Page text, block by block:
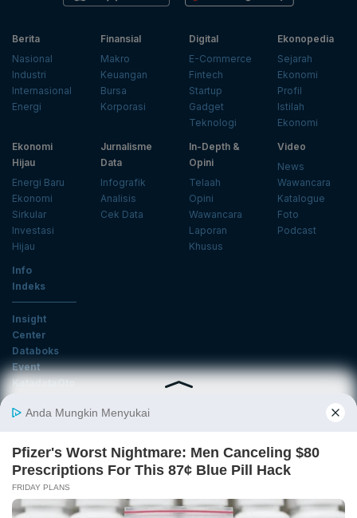
Berita
Nasional
Industri
Internasional
Energi
Finansial
Makro
Keuangan
Bursa
Korporasi
Digital
E-Commerce
Fintech
Startup
Gadget
Teknologi
Ekonopedia
Sejarah
Ekonomi
Profil
Istilah
Ekonomi
Ekonomi
Hijau
Energi Baru
Ekonomi
Sirkular
Investasi
Hijau
Jurnalisme
Data
Infografik
Analisis
Cek Data
In-Depth &
Opini
Telaah
Opini
Wawancara
Laporan
Khusus
Video
News
Wawancara
Katalogue
Foto
Podcast
Info
Indeks
Insight
Center
Databoks
Event
KatadataOto
Email
Daftar